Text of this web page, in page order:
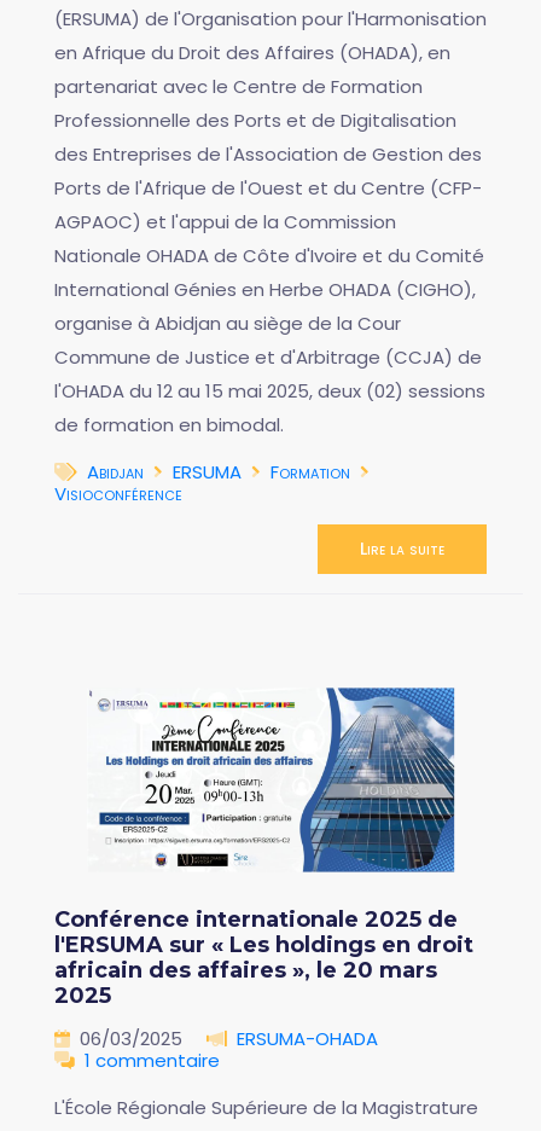
(ERSUMA) de l'Organisation pour l'Harmonisation
en Afrique du Droit des Affaires (OHADA), en
partenariat avec le Centre de Formation
Professionnelle des Ports et de Digitalisation
des Entreprises de l'Association de Gestion des
Ports de l'Afrique de l'Ouest et du Centre (CFP-
AGPAOC) et l'appui de la Commission
Nationale OHADA de Côte d'Ivoire et du Comité
International Génies en Herbe OHADA (CIGHO),
organise à Abidjan au siège de la Cour
Commune de Justice et d'Arbitrage (CCJA) de
l'OHADA du 12 au 15 mai 2025, deux (02) sessions
de formation en bimodal.
Abidjan
ERSUMA
Formation
Visioconférence
Lire la suite
Conférence internationale 2025 de
l'ERSUMA sur « Les holdings en droit
africain des affaires », le 20 mars
2025
06/03/2025
ERSUMA-OHADA
1 commentaire
L'École Régionale Supérieure de la Magistrature